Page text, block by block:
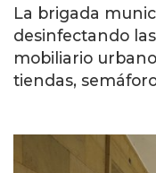
La brigada
desinfectando
mobiliario
tiendas,